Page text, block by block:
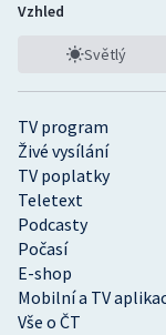
TV program
Živé vysílání
TV poplatky
Teletext
Podcasty
Počasí
E-shop
Mobilní a TV
Vše o ČT
Vzhled
Světlý